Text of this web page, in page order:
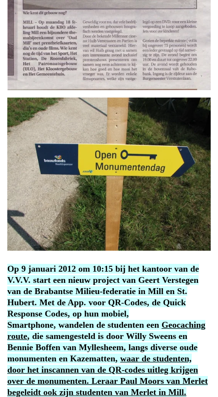
Op 9 januari 2012 om 10:15 bij het kantoor van de
V.V.V. start een nieuw project van Geert Verstegen
van de Brabantse Milieu-federatie in Mill en St.
Hubert. Met de App. voor QR-Codes, de Quick
Response Codes, op hun mobiel,
Smartphone, wandelen de studenten een Geocaching
route, die samengesteld is door Willy Sweens en
Bennie Boffen van Myllesheem, langs diverse oude
monumenten en Kazematten, waar de studenten,
door het inscannen van de QR-codes uitleg krijgen
over de monumenten. Leraar Paul Moors van Merlet
begeleidt ook zijn studenten van Merlet in Mill.